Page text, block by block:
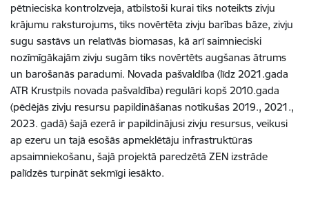
pētnieciska kontrolzveja, atbilstoši kurai tiks noteikts zivju
krājumu raksturojums, tiks novērtēta zivju barības bāze, zivju
sugu sastāvs un relatīvās biomasas, kā arī saimnieciski
nozīmīgākajām zivju sugām tiks novērtēts augšanas ātrums
un barošanās paradumi. Novada pašvaldība (līdz 2021.gada
ATR Krustpils novada pašvaldība) regulāri kopš 2010.gada
(pēdējās zivju resursu papildināšanas notikušas 2019., 2021.,
2023. gadā) šajā ezerā ir papildinājusi zivju resursus, veikusi
ap ezeru un tajā esošās apmeklētāju infrastruktūras
apsaimniekošanu, šajā projektā paredzētā ZEN izstrāde
palīdzēs turpināt sekmīgi iesākto.